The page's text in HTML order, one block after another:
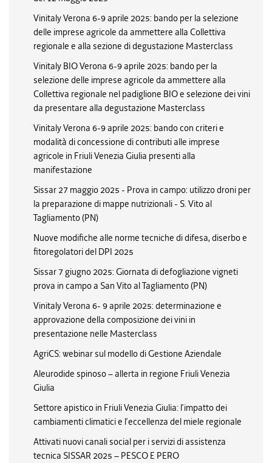
Vinitaly Verona 6-9 aprile 2025: bando per la selezione
delle imprese agricole da ammettere alla Collettiva
regionale e alla sezione di degustazione Masterclass
Vinitaly BIO Verona 6-9 aprile 2025: bando per la
selezione delle imprese agricole da ammettere alla
Collettiva regionale nel padiglione BIO e selezione dei vini
da presentare alla degustazione Masterclass
Vinitaly Verona 6-9 aprile 2025: bando con criteri e
modalità di concessione di contributi alle imprese
agricole in Friuli Venezia Giulia presenti alla
manifestazione
Sissar 27 maggio 2025 - Prova in campo: utilizzo droni per
la preparazione di mappe nutrizionali - S. Vito al
Tagliamento (PN)
Nuove modifiche alle norme tecniche di difesa, diserbo e
fitoregolatori del DPI 2025
Sissar 7 giugno 2025: Giornata di defogliazione vigneti
prova in campo a San Vito al Tagliamento (PN)
Vinitaly Verona 6- 9 aprile 2025: determinazione e
approvazione della composizione dei vini in
presentazione nelle Masterclass
AgriCS: webinar sul modello di Gestione Aziendale
Aleurodide spinoso – allerta in regione Friuli Venezia
Giulia
Settore apistico in Friuli Venezia Giulia: l’impatto dei
cambiamenti climatici e l’eccellenza del miele regionale
Attivati nuovi canali social per i servizi di assistenza
tecnica SISSAR 2025 – PESCO E PERO